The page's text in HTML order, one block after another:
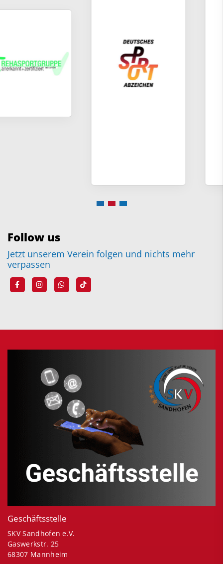
Follow us
Jetzt unserem Verein folgen und nichts mehr
verpassen
Geschäftsstelle
SKV Sandhofen e.V.
Gaswerkstr. 25
68307 Mannheim